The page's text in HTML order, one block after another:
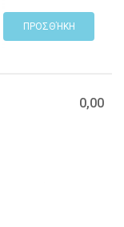
ΠΡΟΣΘΉΚΗ
0,00